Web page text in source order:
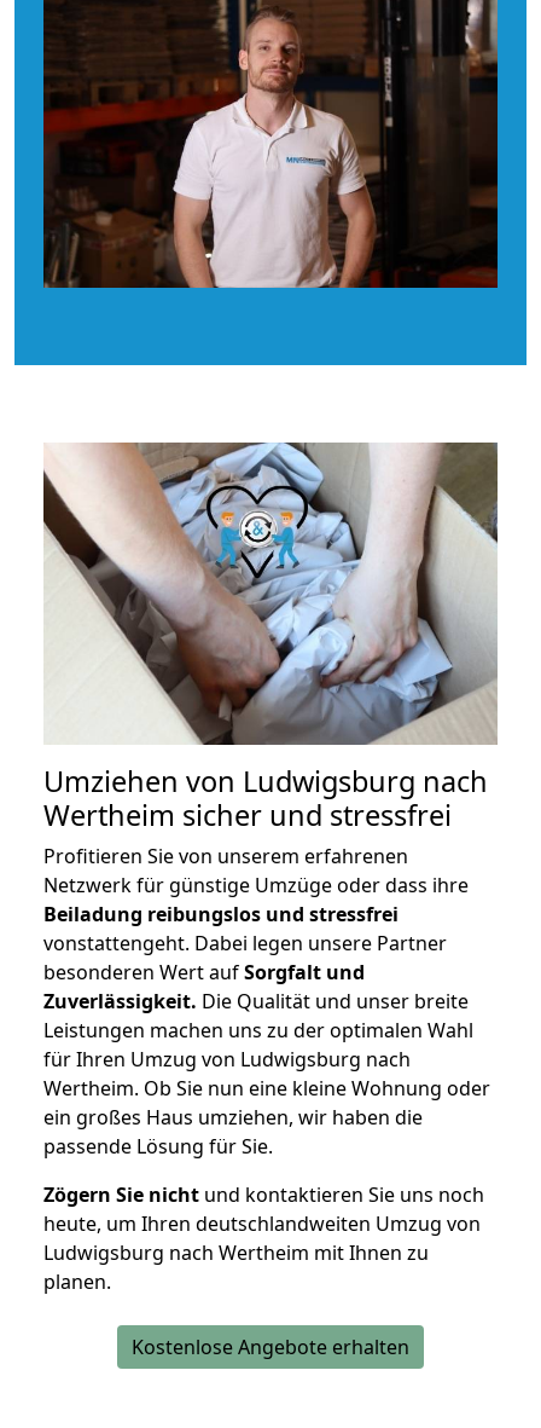
Umziehen von Ludwigsburg nach
Wertheim sicher und stressfrei
Profitieren Sie von unserem erfahrenen
Netzwerk für günstige Umzüge oder dass ihre
Beiladung reibungslos und stressfrei
vonstattengeht. Dabei legen unsere Partner
besonderen Wert aufSorgfalt und
Zuverlässigkeit. Die Qualität und unser breite
Leistungen machen uns zu der optimalen Wahl
für Ihren Umzug von Ludwigsburg nach
Wertheim. Ob Sie nun eine kleine Wohnung oder
ein großes Haus umziehen, wir haben die
passende Lösung für Sie.
Zögern Sie nicht und kontaktieren Sie uns noch
heute, um Ihren deutschlandweiten Umzug von
Ludwigsburg nach Wertheim mit Ihnen zu
planen.
Kostenlose Angebote erhalten